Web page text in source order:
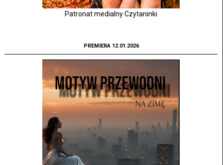
Patronat medialny Czytaninki
PREMIERA 12.01.2026